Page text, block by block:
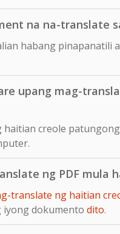
na na-translate
habang
upang mag-
creole
ng PDF mula
translate ng haitian
iyong dokumento dito.